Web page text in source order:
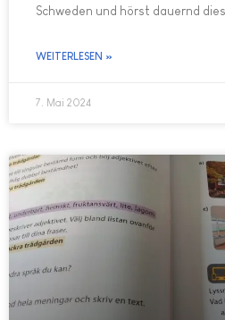
Schweden und hörst dauernd
WEITERLESEN »
7. Mai 2024